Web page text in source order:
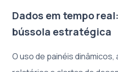
Dados em tempo
bússola estratégica
O uso de painéis